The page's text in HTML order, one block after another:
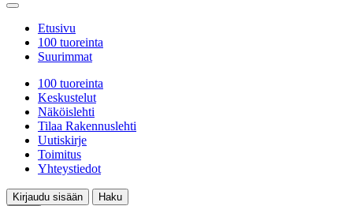
Etusivu
100 tuoreinta
Suurimmat
100 tuoreinta
Keskustelut
Näköislehti
Tilaa Rakennuslehti
Uutiskirje
Toimitus
Yhteystiedot
Kirjaudu sisään
Haku